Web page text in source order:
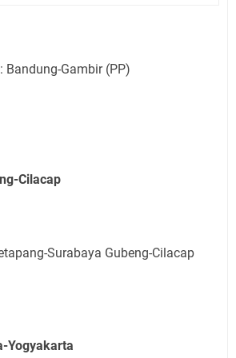
Bandung-Gambir (PP)
Cilacap
Surabaya Gubeng-Cilacap
Yogyakarta